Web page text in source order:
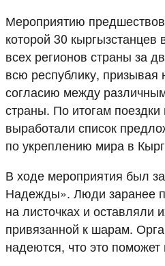
Мероприятию
которой 30 кыргызстанцев
всех регионов страны за
всю республику, призывая
согласию между
страны. По итогам
выработали список
по укреплению мира в
В ходе мероприятия был
Надежды». Люди заранее
на листочках и оставляли
привязанной к шарам.
надеются, что это